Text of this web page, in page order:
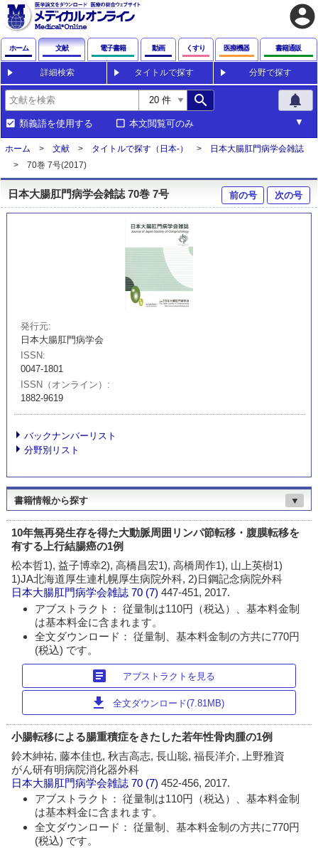
account_circle
ホーム 文献 電子書籍 動画 くすり 医療機器 書籍通販
詳細検索 タイトルで探す 分野で探す
search notifications
類義語を使用する 本文閲覧可のみ
ホーム 文献 タイトルで探す（日本-）
日本大腸肛門病学会雑誌
70巻 7号(2017)
日本大腸肛門病学会雑誌 70巻 7号 前の号 次の号
発行元
日本大腸肛門病学会
ISSN
0047-1801
ISSN（オンライン）
1882-9619
バックナンバーリスト
分野別リスト
書籍情報から探す ▼
10年無再発生存を得た大動脈周囲リンパ節転移・腹膜転移を
有する上行結腸癌の1例
松本哲1), 益子博幸2), 高橋昌宏1), 高橋周作1), 山上英樹1)
1)JA北海道厚生連札幌厚生病院外科, 2)日鋼記念病院外科
日本大腸肛門病学会雑誌 70 (7)447-451, 2017.
アブストラクト： 従量制は110円（税込）、基本料金制
は基本料金に含まれます。
全文ダウンロード： 従量制、基本料金制の方共に770円
(税込) です。
article アブストラクトを見る
download 全文ダウンロード(7.81MB)
小腸転移による腸重積症をきたした若年性骨肉腫の1例
鈴木紳祐, 藤本佳也, 秋吉高志, 長山聡, 福長洋介, 上野雅資
がん研有明病院消化器外科
日本大腸肛門病学会雑誌 70 (7)452-456, 2017.
アブストラクト： 従量制は110円（税込）、基本料金制
は基本料金に含まれます。
全文ダウンロード： 従量制、基本料金制の方共に770円
(税込) です。